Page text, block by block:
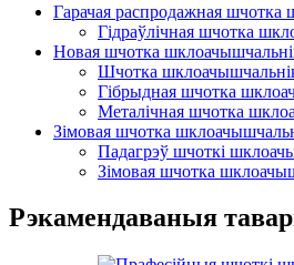
Гарачая распродажная шчотка
Гідраўлічная шчотка
Новая шчотка
Шчотка
Гібрыдная шчотка
Металічная шчотка
Зімовая шчотка
Падагрэў шчоткі
Зімовая шчотка
Рэкамендаваныя